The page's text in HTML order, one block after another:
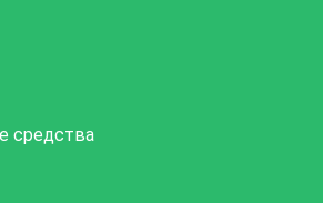
средства